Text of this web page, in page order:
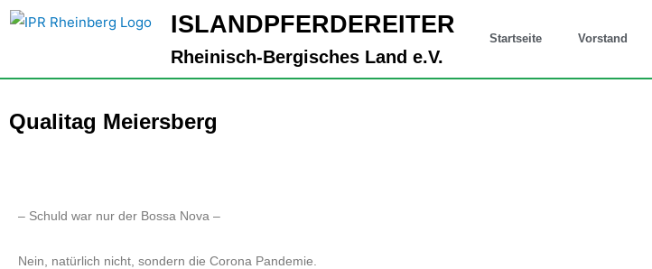
Zum
ISLANDPFERDEREITER
Rheinisch-Bergisches Land e.V.
Startseite Vorstand
Qualitag Meiersberg
– Schuld war nur der Bossa Nova –
Nein, natürlich nicht, sondern die Corona Pandemie.